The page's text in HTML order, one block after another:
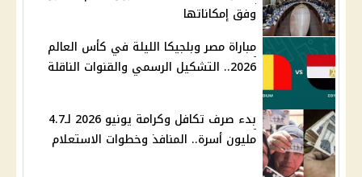
وفق إمكاناتها
مباراة مصر وبلجيكا الليلة في كأس العالم
2026.. التشكيل الرسمي والقنوات الناقلة
بدء صرف تكافل وكرامة يونيو 2026 لـ4.7
مليون أسرة.. المنافذ وخطوات الاستعلام